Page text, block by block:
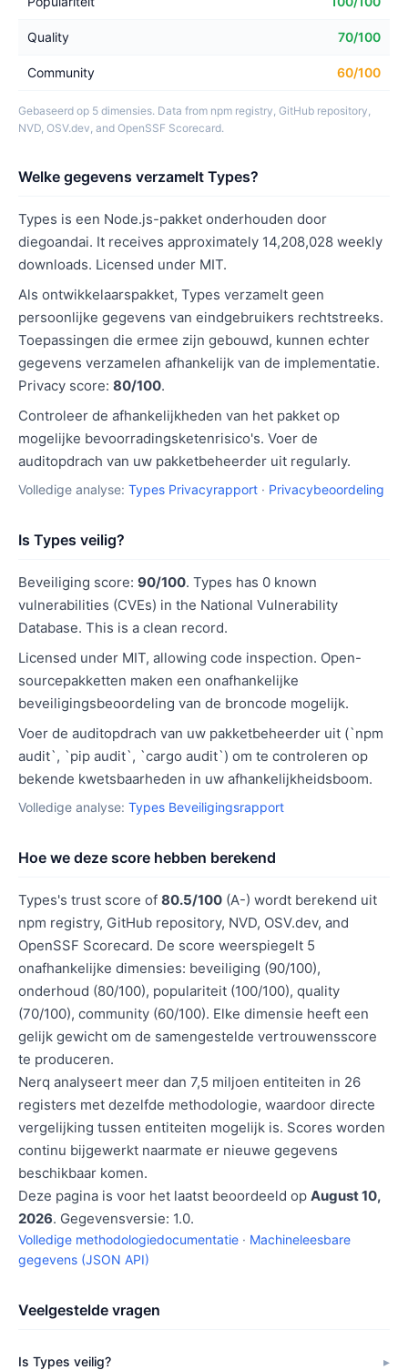
Quality 70/100
Community 60/100
Gebaseerd op 5 dimensies. Data from npm registry, GitHub repository,
NVD, OSV.dev, and OpenSSF Scorecard.
Welke gegevens verzamelt Types?
Types is een Node.js-pakket onderhouden door
diegoandai. It receives approximately 14,208,028 weekly
downloads. Licensed under MIT.
Als ontwikkelaarspakket, Types verzamelt geen
persoonlijke gegevens van eindgebruikers rechtstreeks.
Toepassingen die ermee zijn gebouwd, kunnen echter
gegevens verzamelen afhankelijk van de implementatie.
Privacy score: 80/100.
Controleer de afhankelijkheden van het pakket op
mogelijke bevoorradingsketenrisico's. Voer de
auditopdrach van uw pakketbeheerder uit regularly.
Volledige analyse: Types Privacyrapport · Privacybeoordeling
Is Types veilig?
Beveiliging score: 90/100. Types has 0 known
vulnerabilities (CVEs) in the National Vulnerability
Database. This is a clean record.
Licensed under MIT, allowing code inspection. Open-
sourcepakketten maken een onafhankelijke
beveiligingsbeoordeling van de broncode mogelijk.
Voer de auditopdrach van uw pakketbeheerder uit (`npm
audit`, `pip audit`, `cargo audit`) om te controleren op
bekende kwetsbaarheden in uw afhankelijkheidsboom.
Volledige analyse: Types Beveiligingsrapport
Hoe we deze score hebben berekend
Types's trust score of 80.5/100 (A-) wordt berekend uit
npm registry, GitHub repository, NVD, OSV.dev, and
OpenSSF Scorecard. De score weerspiegelt 5
onafhankelijke dimensies: beveiliging (90/100),
onderhoud (80/100), populariteit (100/100), quality
(70/100), community (60/100). Elke dimensie heeft een
gelijk gewicht om de samengestelde vertrouwensscore
te produceren.
Nerq analyseert meer dan 7,5 miljoen entiteiten in 26
registers met dezelfde methodologie, waardoor directe
vergelijking tussen entiteiten mogelijk is. Scores worden
continu bijgewerkt naarmate er nieuwe gegevens
beschikbaar komen.
Deze pagina is voor het laatst beoordeeld op August 10,
2026. Gegevensversie: 1.0.
Volledige methodologiedocumentatie · Machineleesbare
gegevens (JSON API)
Veelgestelde vragen
Is Types veilig?